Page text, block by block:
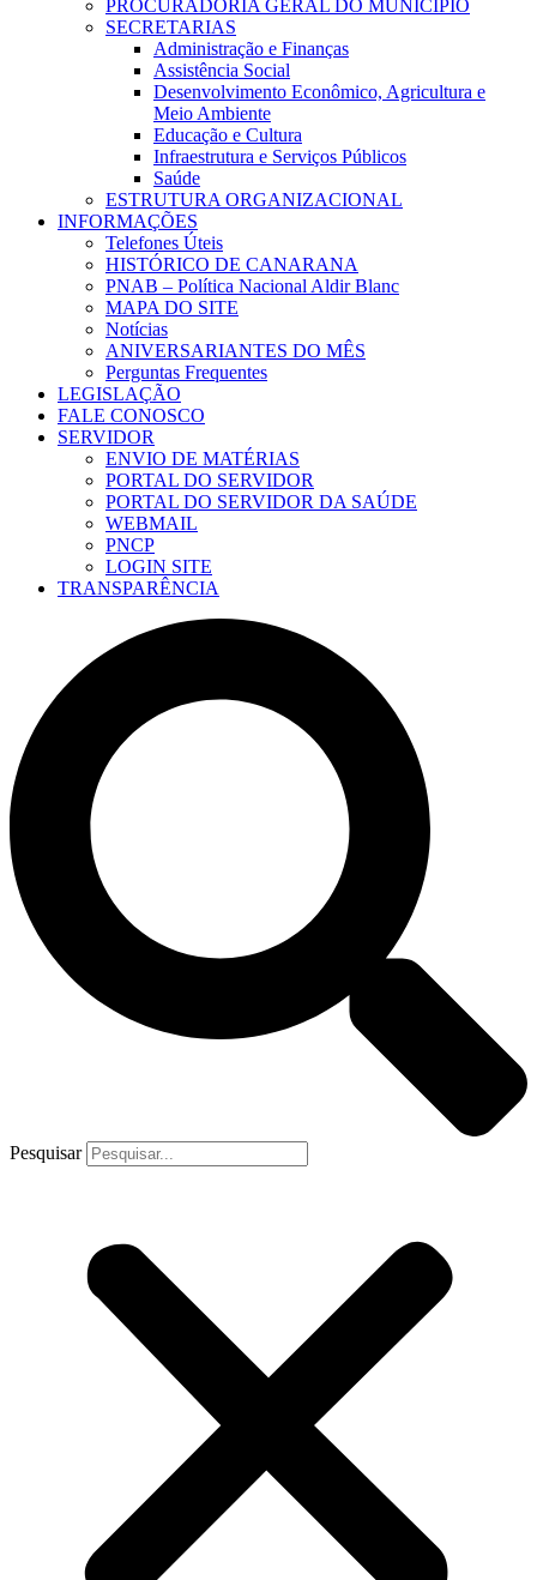
PROCURADORIA GERAL DO MUNICÍPIO
SECRETARIAS
Administração e Finanças
Assistência Social
Desenvolvimento Econômico, Agricultura e
Meio Ambiente
Educação e Cultura
Infraestrutura e Serviços Públicos
Saúde
ESTRUTURA ORGANIZACIONAL
INFORMAÇÕES
Telefones Úteis
HISTÓRICO DE CANARANA
PNAB – Política Nacional Aldir Blanc
MAPA DO SITE
Notícias
ANIVERSARIANTES DO MÊS
Perguntas Frequentes
LEGISLAÇÃO
FALE CONOSCO
SERVIDOR
ENVIO DE MATÉRIAS
PORTAL DO SERVIDOR
PORTAL DO SERVIDOR DA SAÚDE
WEBMAIL
PNCP
LOGIN SITE
TRANSPARÊNCIA
Pesquisar